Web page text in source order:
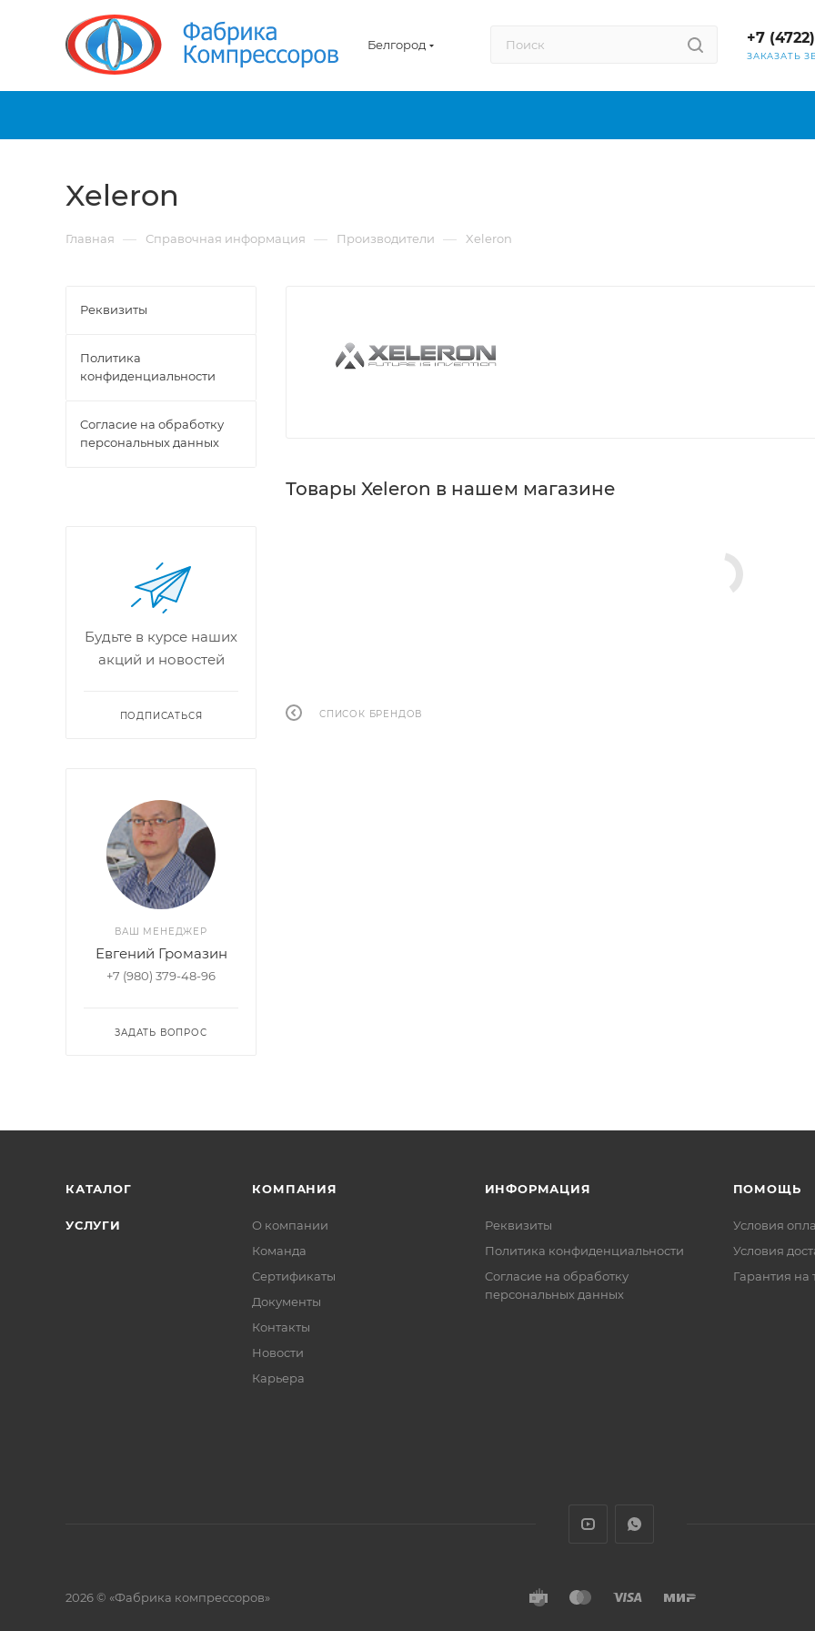
Белгород +7
ЗАКАЗАТЬ
Xeleron
Главная — Справочная информация — Производители — Xeleron
Товары Xeleron в нашем магазине
СПИСОК БРЕНДОВ
Реквизиты
Политика
конфиденциальности
Cогласие на обработку
персональных данных
Будьте в курсе наших
акций и новостей
ПОДПИСАТЬСЯ
ВАШ МЕНЕДЖЕР
Евгений Громазин
+7 (980) 379-48-96
ЗАДАТЬ ВОПРОС
КАТАЛОГ
УСЛУГИ
КОМПАНИЯ
О компании
Команда
Сертификаты
Документы
Контакты
Новости
Карьера
ИНФОРМАЦИЯ
Реквизиты
Политика конфиденциальности
Cогласие на обработку
персональных данных
ПОМОЩЬ
Условия
Условия
Гарантия на
2026 © «Фабрика компрессоров»